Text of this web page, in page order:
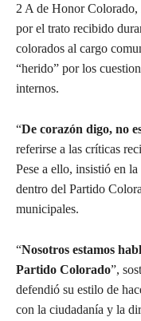
2 A de Honor Colorado,
por el trato recibido
colorados al cargo
“herido” por los
internos.
“De corazón digo, no
referirse a las críticas
Pese a ello, insistió en
dentro del Partido
municipales.
“Nosotros estamos
Partido Colorado”,
defendió su estilo de
con la ciudadanía y la